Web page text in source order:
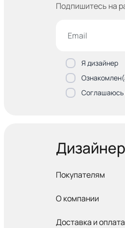
Подпишитесь на
Я дизайнер
Соглашаюсь
Покупателям
О компании
Доставка и оплата